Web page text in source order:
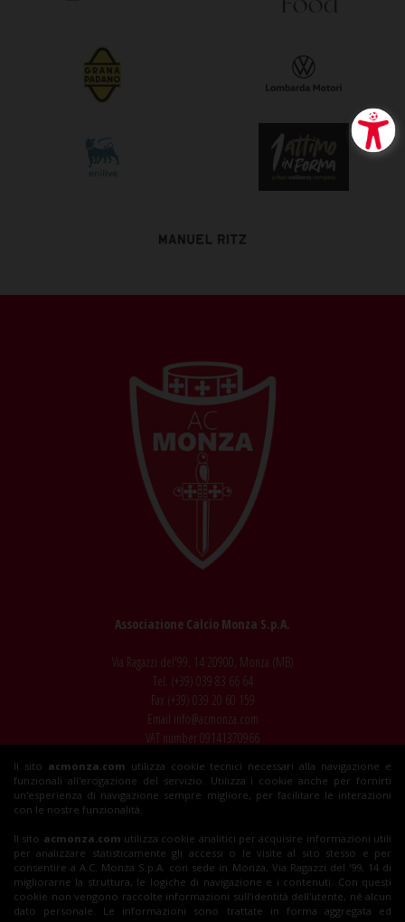
Associazione Calcio Monza S.p.A.
Via Ragazzi del'99, 14 20900, Monza (MB)
Tel. (+39) 039 83 66 64
Fax (+39) 039 20 60 159
Email info@acmonza.com
VAT number 09141370966
© 2026 AC Monza
All rights reserved
Insieme al Monza
Il sito acmonza.com utilizza cookie tecnici necessari alla navigazione e
funzionali all'erogazione del servizio. Utilizza i cookie anche per fornirti
un'esperienza di navigazione sempre migliore, per facilitare le interazioni
con le nostre funzionalità.
Il sito acmonza.com utilizza cookie analitici per acquisire informazioni utili
per analizzare statisticamente gli accessi o le visite al sito stesso e per
consentire a A.C. Monza S.p.A. con sede in Monza, Via Ragazzi del '99, 14 di
migliorarne la struttura, le logiche di navigazione e i contenuti. Con questi
cookie non vengono raccolte informazioni sull'identità dell'utente, né alcun
dato personale. Le informazioni sono trattate in forma aggregata ed